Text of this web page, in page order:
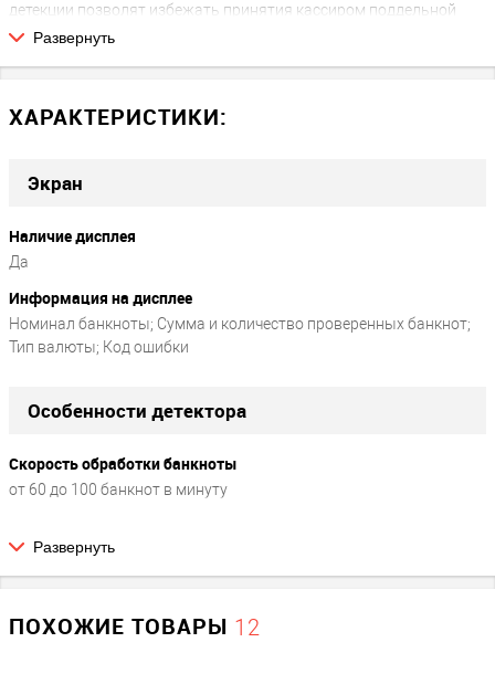
детекции позволят избежать принятия кассиром поддельной
купюры и соответствующих издержек.
Развернуть
ХАРАКТЕРИСТИКИ:
Экран
Наличие дисплея
Да
Информация на дисплее
Номинал банкноты; Сумма и количество проверенных банкнот;
Тип валюты; Код ошибки
Особенности детектора
Скорость обработки банкноты
от 60 до 100 банкнот в минуту
Параметры детекции
RUB / EUR / USD
Развернуть
ПОХОЖИЕ ТОВАРЫ 12